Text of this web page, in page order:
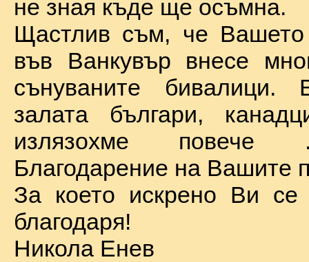
не зная къде ще осъмна.
Щастлив съм, че Вашето
във Ванкувър внесе
сънуваните бивалици.
залата българи,
излязохме
Благодарение на Вашите
За което искрено Ви се
благодаря!
Никола Енев